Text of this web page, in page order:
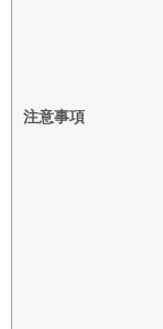
注意事項